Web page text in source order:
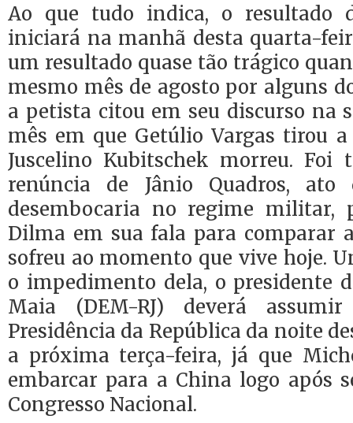
Ao que tudo indica, o resultado
iniciará na manhã desta quarta-
um resultado quase tão trágico
mesmo mês de agosto por alguns
a petista citou em seu discurso na
mês em que Getúlio Vargas tirou
Juscelino Kubitschek morreu. Foi
renúncia de Jânio Quadros, ato
desembocaria no regime militar,
Dilma em sua fala para comparar
sofreu ao momento que vive hoje.
o impedimento dela, o presidente
Maia (DEM-RJ) deverá
Presidência da República da noite
a próxima terça-feira, já que
embarcar para a China logo após
Congresso Nacional.